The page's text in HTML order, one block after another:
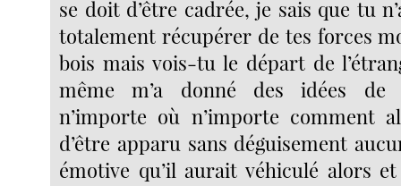
se doit d’être cadrée, je sais que tu
totalement récupérer de tes forces
bois mais vois-tu le départ de
même m’a donné des idées de
n’importe où n’importe comment
d’être apparu sans déguisement
émotive qu’il aurait véhiculé alors